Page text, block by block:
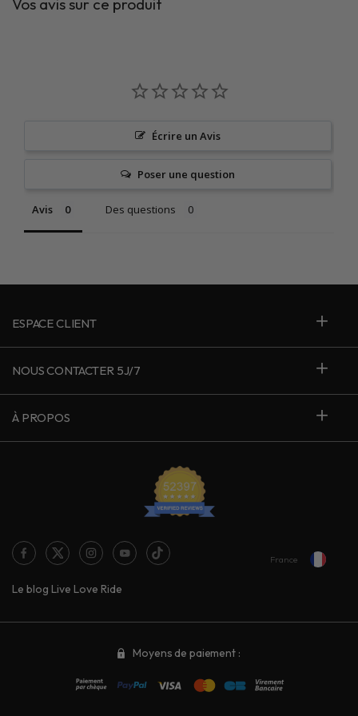
Écrire un Avis
Poser une question
Avis Des questions
ESPACE CLIENT
NOUS CONTACTER 5J/7
À PROPOS
Le blog Live Love Ride
France
Moyens de paiement :